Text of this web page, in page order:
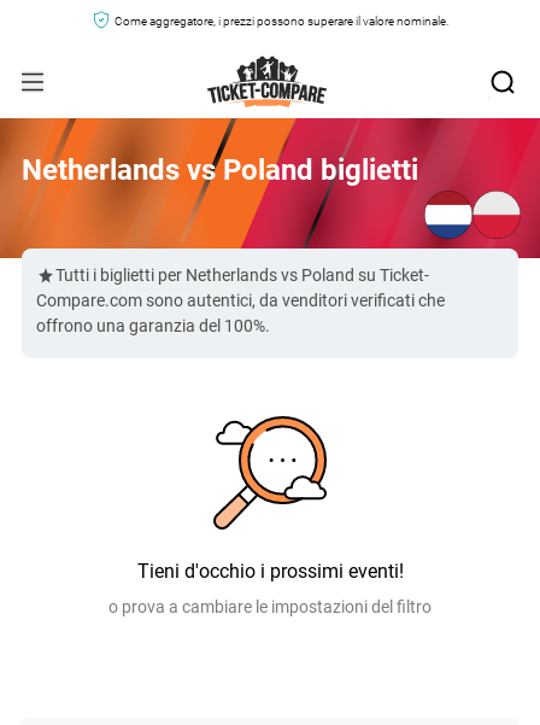
Come aggregatore, i prezzi possono superare il valore nominale.
Netherlands vs Poland biglietti
Tutti i biglietti per Netherlands vs Poland su Ticket-
Compare.com sono autentici, da venditori verificati che
offrono una garanzia del 100%.
Tieni d'occhio i prossimi eventi!
o prova a cambiare le impostazioni del filtro